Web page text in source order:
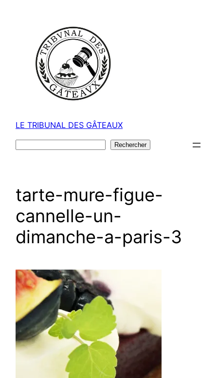
LE TRIBUNAL DES GÂTEAUX
Rechercher
tarte-mure-figue-
cannelle-un-
dimanche-a-paris-3